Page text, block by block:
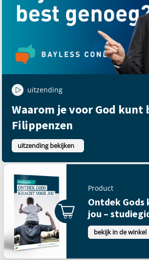
uitzending
Waarom je voor God kunt
Filippenzen
uitzending bekijken
Product
Ontdek
jou –
bekijk in de winkel